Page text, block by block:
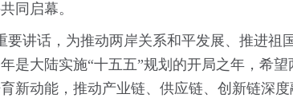
同启幕。
讲话，为推动两岸关系和平发展、推进祖
是大陆实施“十五五”规划的开局之年，希望
新动能，推动产业链、供应链、创新链深度